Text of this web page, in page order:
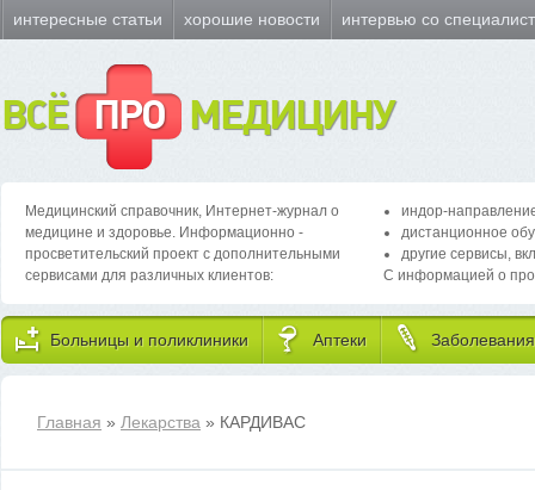
интересные статьи хорошие новости интервью со
ВСЁ ПРО МЕДИЦИНУ
Медицинский справочник, Интернет-журнал о
медицине и здоровье. Информационно -
просветительский проект с дополнительными
сервисами для различных клиентов:
индор-
дистанционное
другие сервисы,
С информацией о
Больницы и поликлиники Аптеки Заболевания
Главная » Лекарства » КАРДИВАС